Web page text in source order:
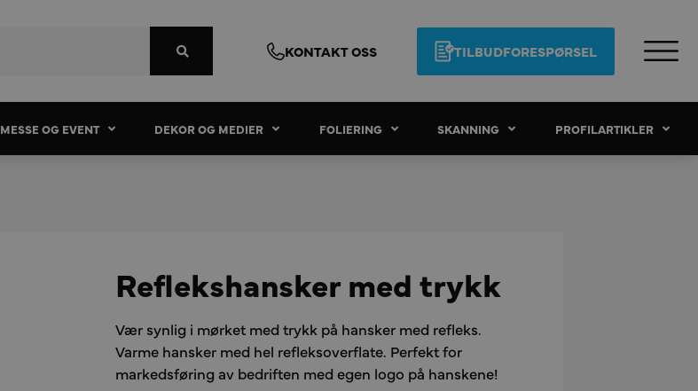
KONTAKT OSS TILBUDFORESPØRSEL
MESSE OG EVENT DEKOR OG MEDIER FOLIERING SKANNING PROFILARTIKLER
Reflekshansker med trykk
Vær synlig i mørket med trykk på hansker med refleks.
Varme hansker med hel refleksoverflate. Perfekt for
markedsføring av bedriften med egen logo på hanskene!